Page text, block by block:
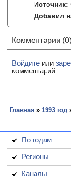
Источник:
Добавил
Комментарии (0)
Войдите или
комментарий
Главная » 1993 год
По годам
Регионы
Каналы